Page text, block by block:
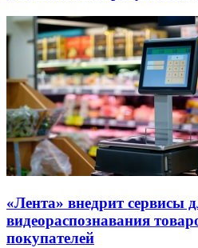
«Лента» внедрит сервисы
видеораспознавания
покупателей